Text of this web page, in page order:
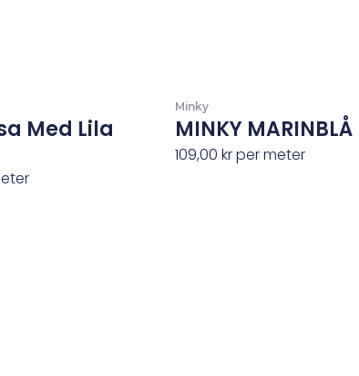
Med Lila
Minky
MINKY MARINBLÅ
109,00 krper meter